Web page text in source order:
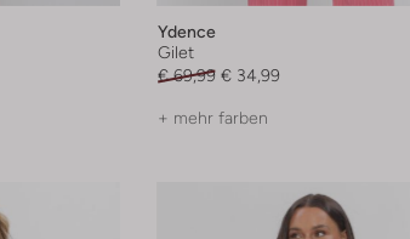
Ydence
Gilet
€ 69,99 € 34,99
+ mehr farben